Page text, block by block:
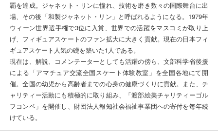
覇を達成。ジャネット・リンに憧れ、技術を磨き数々の国際舞台に出
場、その後「和製ジャネット・リン」と呼ばれるようになる。1979年
ウィーン世界選手権で3位に入賞、世界での活躍をマスコミが取り上
げ、フィギュアスケートのファン拡大に大きく貢献。現在の日本フィ
ギュアスケート人気の礎を築いた1人である。
現在は、解説、コメンテーターとしても活躍の傍ら、文部科学省後援
による「アマチュア交流全国スケート体験教室」を全国各地にて開
催。全国の幼児から高齢者までの心身の健康づくりに貢献。また、チ
ャリティー活動にも積極的に取り組み、「渡部絵美チャリティーゴル
フコンペ」を開催し、財団法人報知社会福祉事業団への寄付を毎年続
けている。